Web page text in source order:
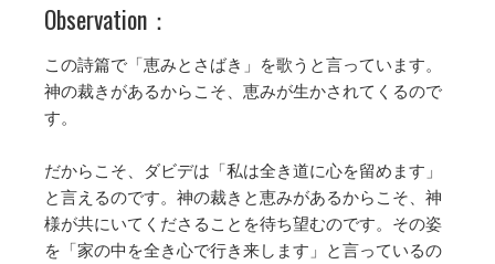
Observation：
この詩篇で「恵みとさばき」を歌うと言っています。
神の裁きがあるからこそ、恵みが生かされてくるので
す。
だからこそ、ダビデは「私は全き道に心を留めます」
と言えるのです。神の裁きと恵みがあるからこそ、神
様が共にいてくださることを待ち望むのです。その姿
を「家の中を全き心で行き来します」と言っているの